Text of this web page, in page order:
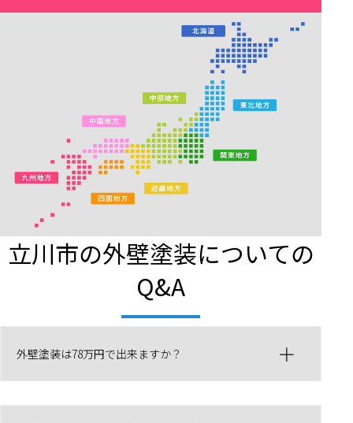
立川市の外壁塗装についての
Q&A
外壁塗装は78万円で出来ますか？